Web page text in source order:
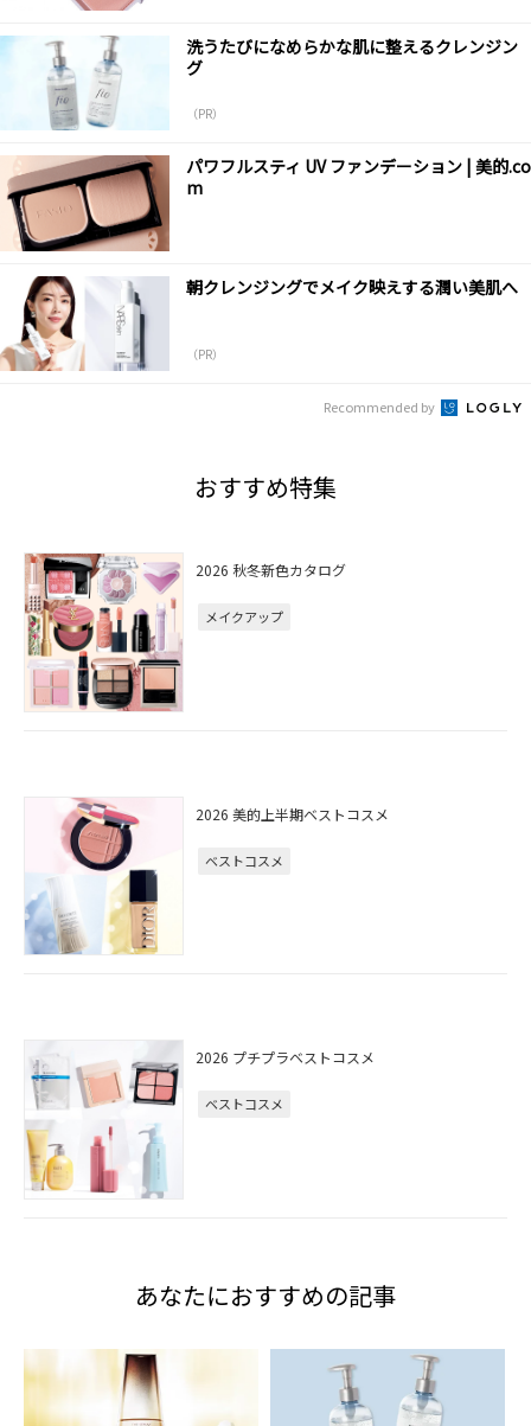
洗うたびになめらかな肌に整えるクレンジン
グ
（PR）
パワフルスティ UV ファンデーション | 美的.co
m
朝クレンジングでメイク映えする潤い美肌へ
（PR）
Recommended by
おすすめ特集
2026 秋冬新色カタログ
メイクアップ
2026 美的上半期ベストコスメ
ベストコスメ
2026 プチプラベストコスメ
ベストコスメ
あなたにおすすめの記事